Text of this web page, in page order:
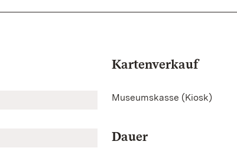
Kartenverkauf
Museumskasse (Kiosk)
Dauer